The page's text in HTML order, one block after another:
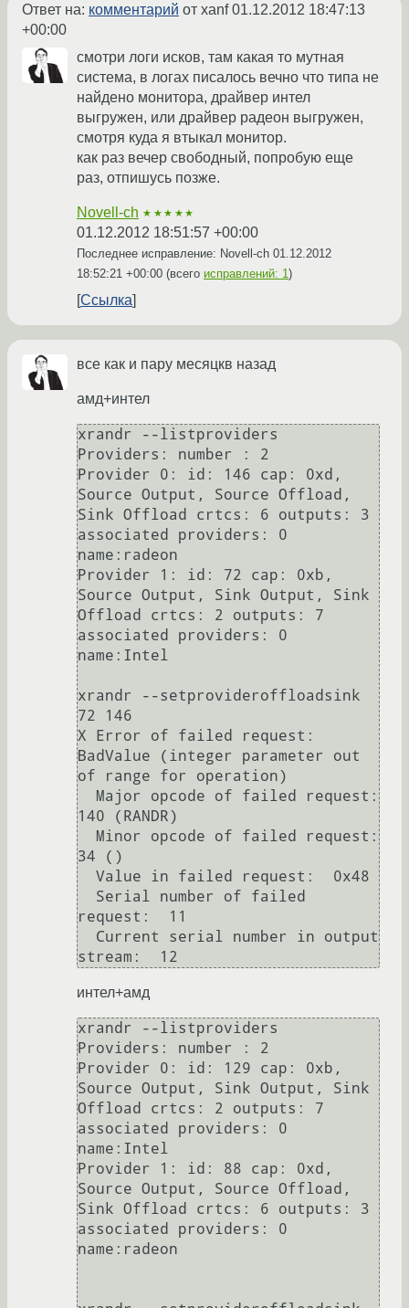
Ответ на: комментарий от xanf01.12.2012 18:47:13
+00:00
смотри логи исков, там какая то мутная
система, в логах писалось вечно что типа не
найдено монитора, драйвер интел
выгружен, или драйвер радеон выгружен,
смотря куда я втыкал монитор.
как раз вечер свободный, попробую еще
раз, отпишусь позже.
Novell-ch ★★★★★
01.12.2012 18:51:57 +00:00
Последнее исправление: Novell-ch 01.12.2012
18:52:21 +00:00 (всего исправлений: 1)
Ссылка
все как и пару месяцкв назад
амд+интел
xrandr --listproviders
Providers: number : 2
Provider 0: id: 146 cap: 0xd,
Source Output, Source Offload,
Sink Offload crtcs: 6 outputs: 3
associated providers: 0
name:radeon
Provider 1: id: 72 cap: 0xb,
Source Output, Sink Output, Sink
Offload crtcs: 2 outputs: 7
associated providers: 0
name:Intel
xrandr --setprovideroffloadsink
72 146
X Error of failed request:
BadValue (integer parameter out
of range for operation)
140 (RANDR)
34 ()
request:  11
интел+амд
xrandr --listproviders
Providers: number : 2
Provider 0: id: 129 cap: 0xb,
Source Output, Sink Output, Sink
Offload crtcs: 2 outputs: 7
associated providers: 0
name:Intel
Provider 1: id: 88 cap: 0xd,
Source Output, Source Offload,
Sink Offload crtcs: 6 outputs: 3
associated providers: 0
name:radeon